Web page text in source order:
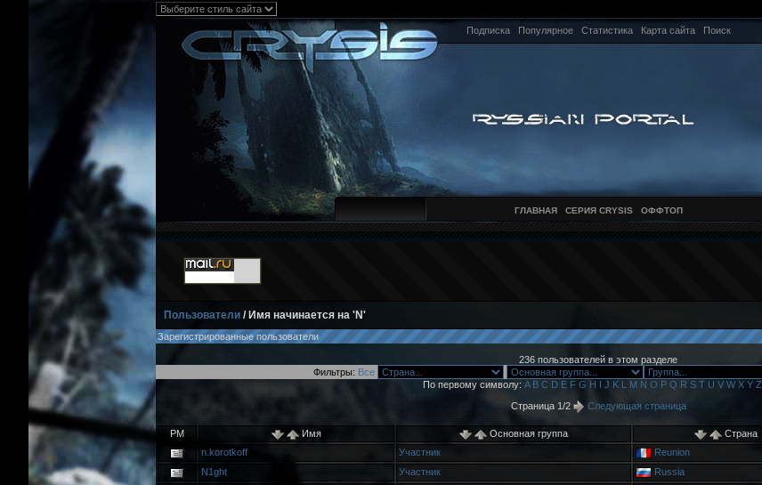
Подписка Популярное Статистика Карта сайта Поиск
ГЛАВНАЯ СЕРИЯ CRYSIS ОФФТОП
Пользователи/ Имя начинается на 'N'
Зарегистрированные пользователи
236 пользователей в этом разделе
Фильтры: Все
По первому символу: A B C D E F G H I J K L M N O P Q R S T U V W X Y Z
Страница 1/2
Следующая страница
PM Имя Основная группа Страна
n.korotkoff
Участник Reunion
N1ght
Участник Russia